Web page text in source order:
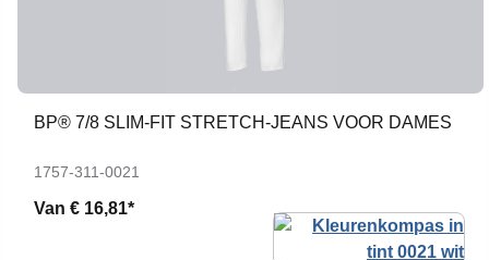
BP® 7/8 SLIM-FIT STRETCH-JEANS VOOR DAMES
1757-311-0021
Van € 16,81*